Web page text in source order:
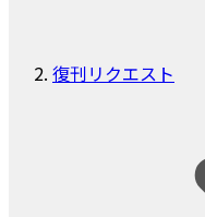
復刊リクエスト